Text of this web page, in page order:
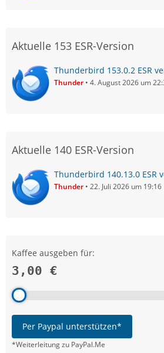
Aktuelle 153 ESR-Version
Thunderbird 153.0.2 ESR
Thunder 4. August 2026 um
Aktuelle 140 ESR-Version
Thunderbird 140.13.0 ESR
Thunder 22. Juli 2026 um 19:16
Kaffee ausgeben für:
3,00 €
Per Paypal unterstützen*
*Weiterleitung zu PayPal.Me